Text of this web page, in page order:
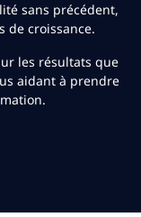
sans précédent,
de croissance.
les résultats que
aidant à prendre